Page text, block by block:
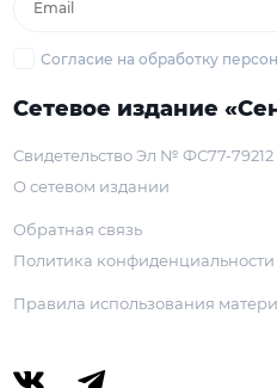
Согласие на обработку
Сетевое издание
Свидетельство Эл № ФС77-79212
О сетевом издании
Обратная связь
Политика конфиденциальности
Правила использования